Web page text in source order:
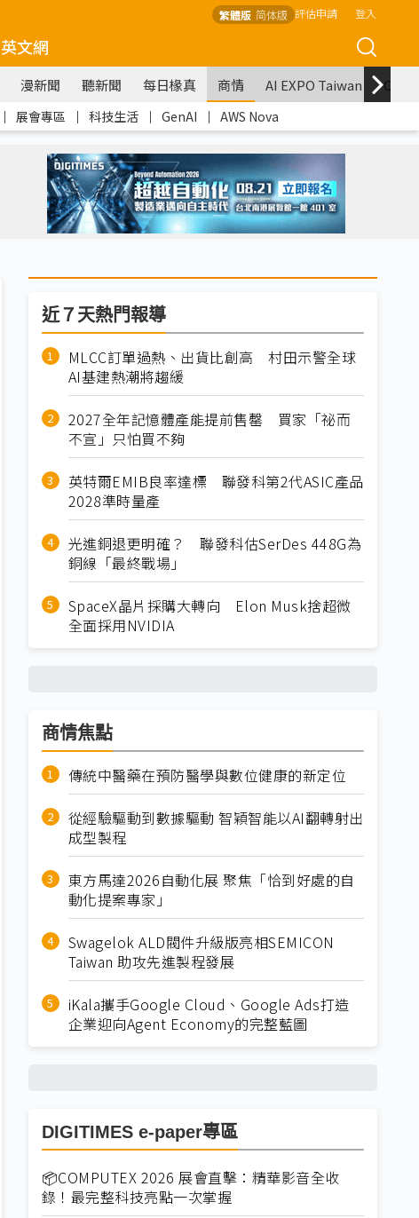
繁體版 简体版 評估申請 登入
英文網
漫新聞 聽新聞 每日椽真 商情 AI EXPO Taiwan
｜ 展會專區 ｜ 科技生活 ｜ GenAI ｜ AWS Nova
近７天熱門報導
MLCC訂單過熱、出貨比創高 村田示警全球
AI基建熱潮將趨緩
2027全年記憶體產能提前售罄 買家「祕而
不宣」只怕買不夠
英特爾EMIB良率達標 聯發科第2代ASIC產品
2028準時量產
光進銅退更明確？ 聯發科估SerDes 448G為
銅線「最終戰場」
SpaceX晶片採購大轉向 Elon Musk捨超微
全面採用NVIDIA
商情焦點
傳統中醫藥在預防醫學與數位健康的新定位
從經驗驅動到數據驅動 智穎智能以AI翻轉射出
成型製程
東方馬達2026自動化展 聚焦「恰到好處的自
動化提案專家」
Swagelok ALD閥件升級版亮相SEMICON
Taiwan 助攻先進製程發展
iKala攜手Google Cloud、Google Ads打造
企業迎向Agent Economy的完整藍圖
DIGITIMES e-paper專區
📦COMPUTEX 2026 展會直擊：精華影音全收
錄！最完整科技亮點一次掌握